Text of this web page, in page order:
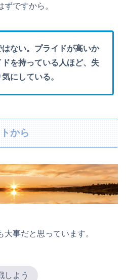
ですから。
ない。プライドが高いか
を持っている人ほど、失
にしている。
から
大事だと思っています。
しよう